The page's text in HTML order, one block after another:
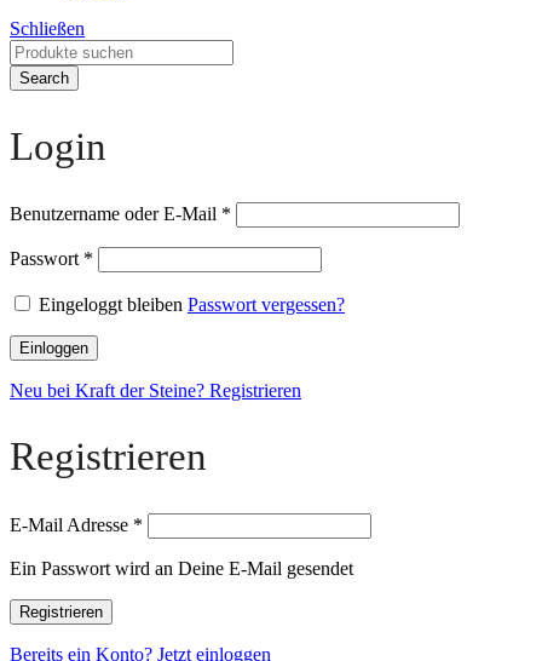
Schließen
Search
Login
Benutzername oder E-Mail *
Passwort *
Eingeloggt bleiben Passwort vergessen?
Einloggen
Neu bei Kraft der Steine? Registrieren
Registrieren
E-Mail Adresse *
Ein Passwort wird an Deine E-Mail gesendet
Registrieren
Bereits ein Konto? Jetzt einloggen